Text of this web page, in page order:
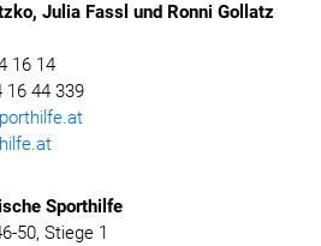
Julia Fassl und Ronni Gollatz
16 14
44 339
Sporthilfe
50, Stiege 1